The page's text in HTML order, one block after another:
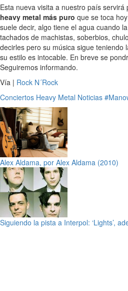
Esta nueva visita a nuestro país servirá
heavy metal más puro que se toca
suele decir, algo tiene el agua cuando
tachados de machistas, soberbios,
decirles pero su música sigue teniendo
su estilo es intocable. En breve se
Seguiremos informando.
Vía | Rock N´Rock
Conciertos Heavy Metal Noticias
Alex Aldama, por Alex Aldama (2010)
Siguiendo la pista a Interpol: ‘Lights’,